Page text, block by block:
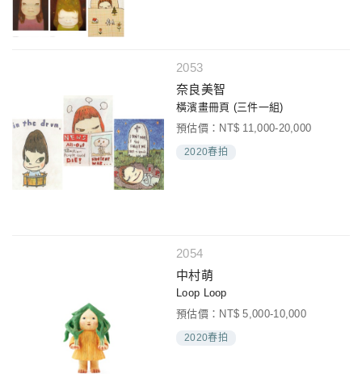
2053
奈良美智
橫濱畫冊頁 (三件一組)
預估價：NT$ 11,000-20,000
2020春拍
2054
中村萌
Loop Loop
預估價：NT$ 5,000-10,000
2020春拍